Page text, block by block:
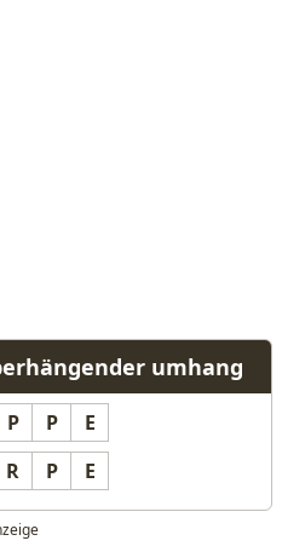
umhang
P P E
R P E